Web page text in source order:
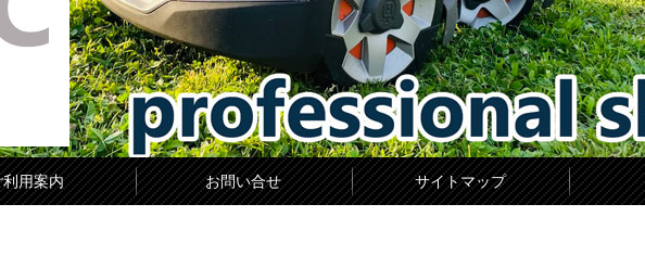
利用案内 お問い合せ サイトマップ